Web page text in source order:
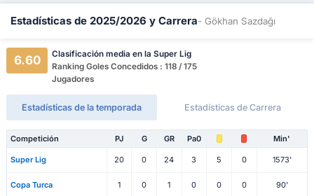
Estadísticas de 2025/2026 y Carrera- Gökhan Sazdağı
6.60
Clasificación media en la Super Lig
Ranking Goles Concedidos : 118 / 175
Jugadores
Estadísticas de la temporada Estadísticas de Carrera
Competición PJ G GR Pa0 Min'
Super Lig 20 0 24 3 5 0 1573'
Copa Turca 1 0 1 0 0 0 90'